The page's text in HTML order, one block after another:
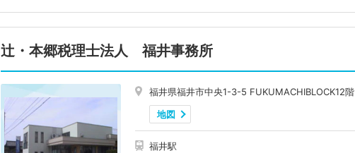
辻・本郷税理士法人 福井事務所
福井県福井市中央1-3-5 FUKUMACHIBLOCK12階
地図
福井駅